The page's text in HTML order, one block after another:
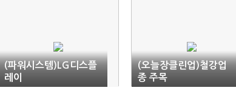
(파워시스템)LG디스플
레이
(오늘장클린업)철강업
종 주목